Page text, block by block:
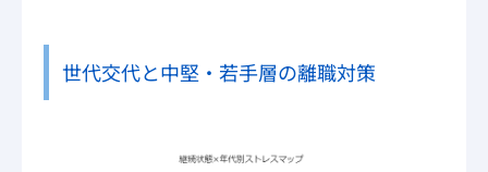
世代交代と中堅・若手層の離職対策